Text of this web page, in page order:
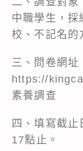
中職學生，採
校、不記名的
三、問卷網址
https://
素養調查
四、填寫截
17點止。